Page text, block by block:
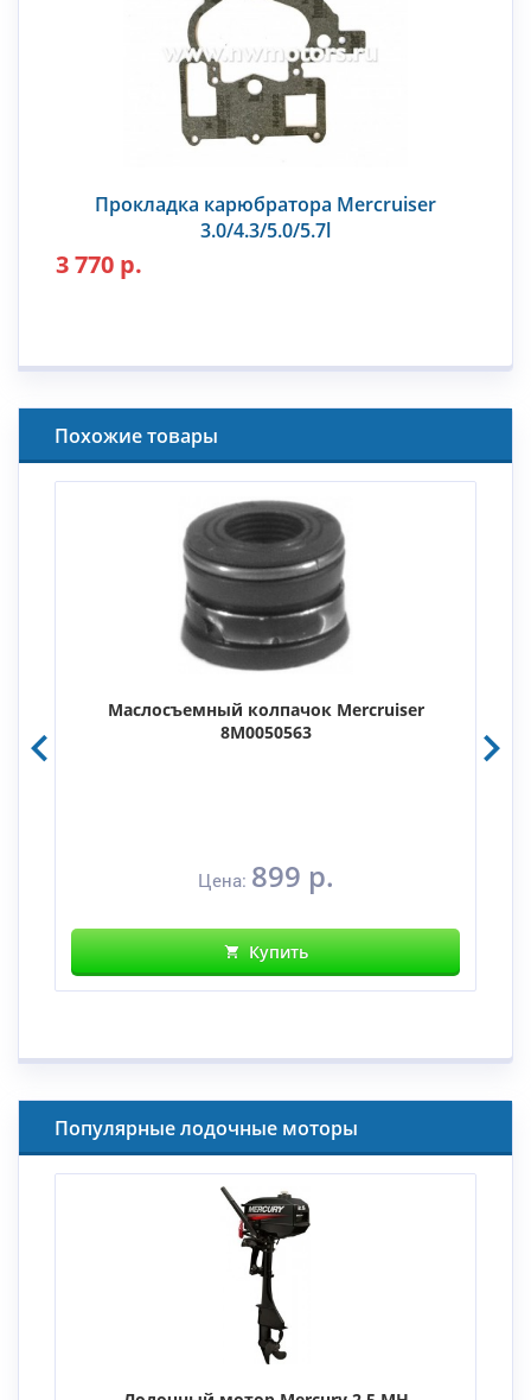
Прокладка карюбратора Mercruiser
3.0/4.3/5.0/5.7l
3 770 р.
Похожие товары
Маслосъемный колпачок Mercruiser
8M0050563
Цена: 899 р.
Купить
Популярные лодочные моторы